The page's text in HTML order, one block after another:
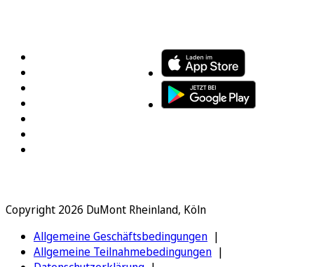
Copyright 2026 DuMont Rheinland, Köln
Allgemeine Geschäftsbedingungen
Allgemeine Teilnahmebedingungen